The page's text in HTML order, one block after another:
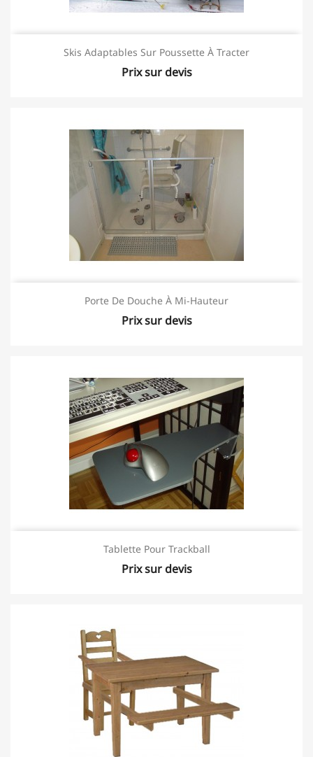
Skis Adaptables Sur Poussette À Tracter
Prix sur devis
Porte De Douche À Mi-Hauteur
Prix sur devis
Tablette Pour Trackball
Prix sur devis